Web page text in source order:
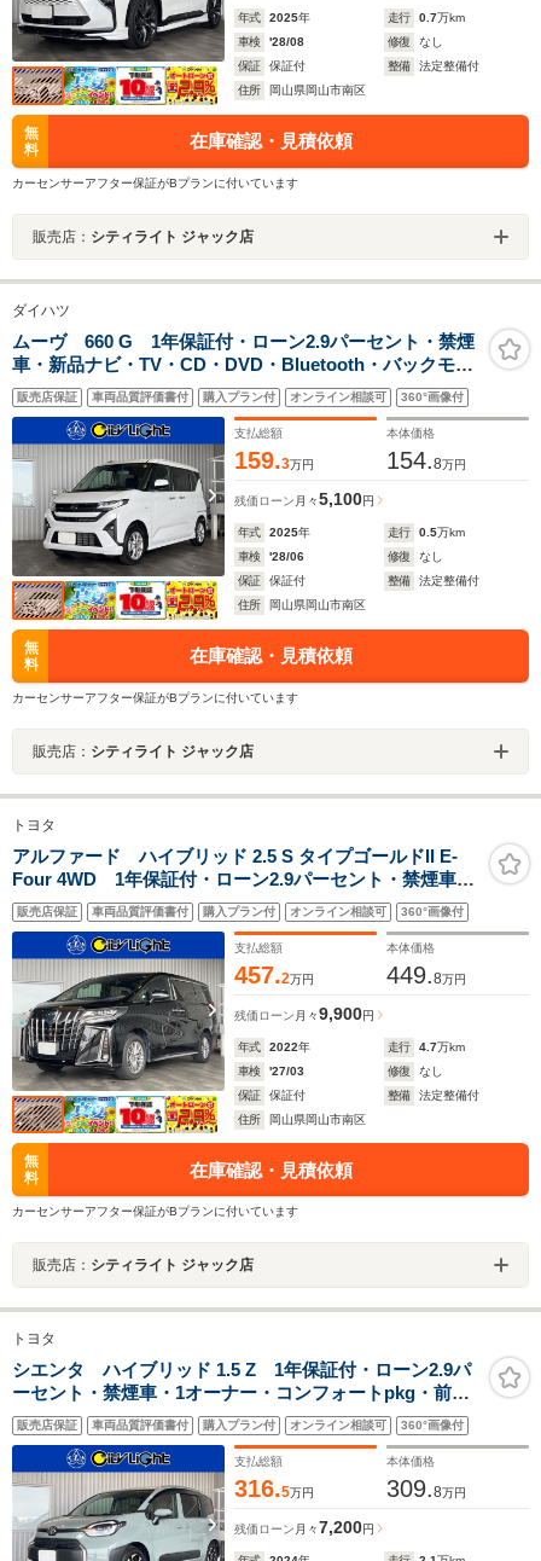
年式 2025年 走行 0.7万km
車検
'28/08 修復
なし
保証
保証付 整備
法定整備付
住所
岡山県岡山市南区
無
料
在庫確認・見積依頼
カーセンサーアフター保証がBプランに付いています
販売店： シティライト ジャック店
ダイハツ
ムーヴ 660 G 1年保証付・ローン2.9パーセント・禁煙
車・新品ナビ・TV・CD・DVD・Bluetooth・バックモニ
ター・スマートアシスト・アイドリングストップ・電子
パーキング・パワースライドドア・LEDオートライト・
純正14インチAW
販売店保証 車両品質評価書付 購入プラン付 オンライン相談可 360°画像付
支払総額
159.3万円
本体価格
154.8万円
残価ローン 月々5,100円
年式 2025年 走行 0.5万km
車検
'28/06 修復
なし
保証
保証付 整備
法定整備付
住所
岡山県岡山市南区
無
料
在庫確認・見積依頼
カーセンサーアフター保証がBプランに付いています
販売店： シティライト ジャック店
トヨタ
アルファード ハイブリッド 2.5 S タイプゴールドII E-
Four 4WD 1年保証付・ローン2.9パーセント・禁煙車・
1オーナー・JBL・フリップダウンモニター・パノラミッ
クビューモニター・パーキングアシスト・ブラインドス
ポットモニター・デジタルインナーミラー・TV・DVD・
販売店保証 車両品質評価書付 購入プラン付 オンライン相談可 360°画像付
支払総額
457.2万円
本体価格
449.8万円
残価ローン 月々9,900円
年式 2022年 走行 4.7万km
車検
'27/03 修復
なし
保証
保証付 整備
法定整備付
住所
岡山県岡山市南区
無
料
在庫確認・見積依頼
カーセンサーアフター保証がBプランに付いています
販売店： シティライト ジャック店
トヨタ
シエンタ ハイブリッド 1.5 Z 1年保証付・ローン2.9パ
ーセント・禁煙車・1オーナー・コンフォートpkg・前後
ドラレコ・天井サーキュレーター・ビルトインETC2.0・
純正10型ナビ・TV・Bluetooth・パノラミックビューモ
ニター・トヨタセーフティ
販売店保証 車両品質評価書付 購入プラン付 オンライン相談可 360°画像付
支払総額
316.5万円
本体価格
309.8万円
残価ローン 月々7,200円